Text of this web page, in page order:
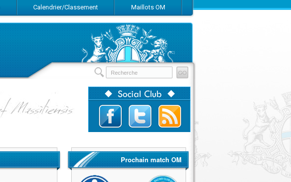
Calendrier/Classement Maillots OM
Prochain match OM